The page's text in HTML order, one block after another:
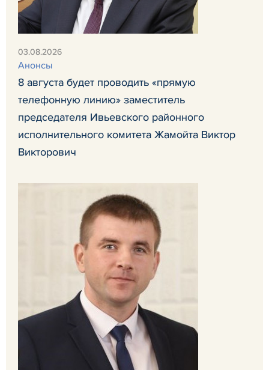
03.08.2026
Анонсы
8 августа будет проводить «прямую
телефонную линию» заместитель
председателя Ивьевского районного
исполнительного комитета Жамойта Виктор
Викторович